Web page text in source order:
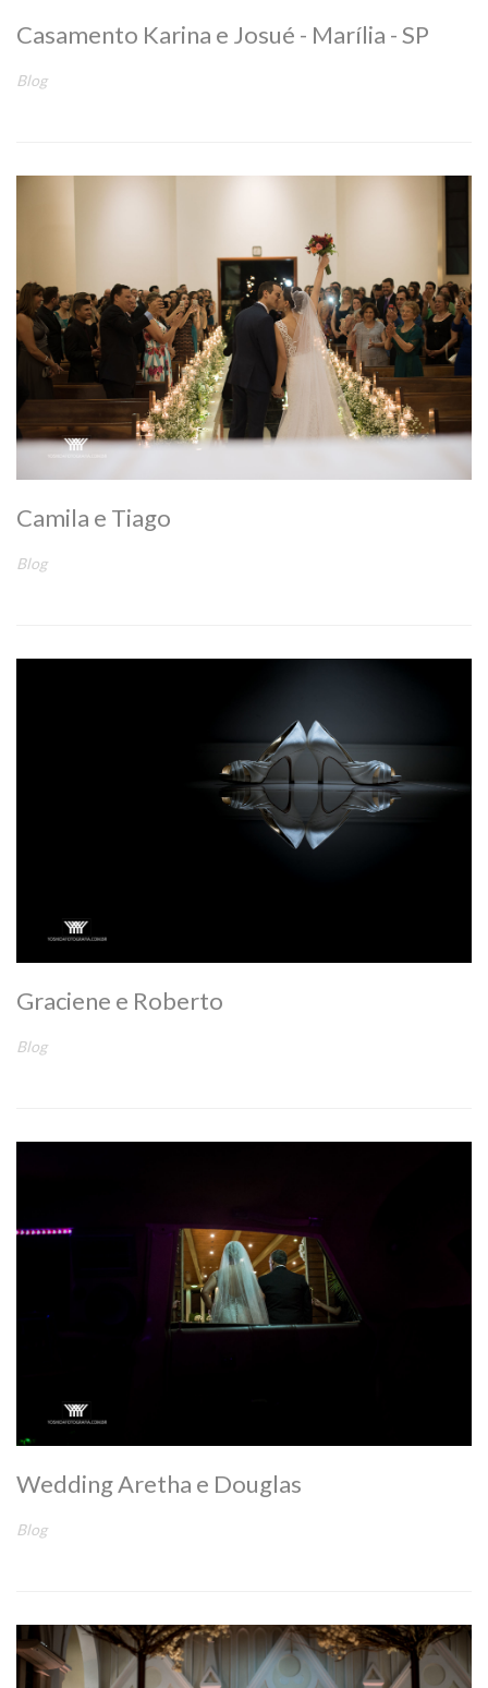
Casamento Karina e Josué - Marília - SP
Blog
Camila e Tiago
Blog
Graciene e Roberto
Blog
Wedding Aretha e Douglas
Blog